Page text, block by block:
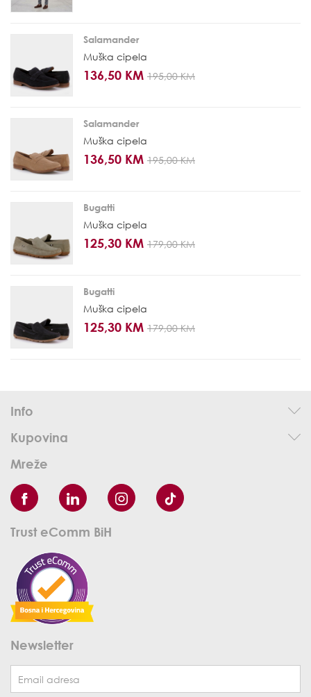
Salamander
Muška cipela
136,50 KM 195,00 KM
Salamander
Muška cipela
136,50 KM 195,00 KM
Bugatti
Muška cipela
125,30 KM 179,00 KM
Bugatti
Muška cipela
125,30 KM 179,00 KM
Info
Kupovina
Mreže
Trust eComm BiH
Newsletter